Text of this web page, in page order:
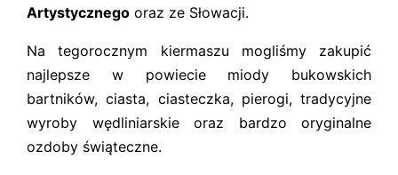
Artystycznego oraz ze Słowacji.
Na tegorocznym kiermaszu mogliśmy zakupić
najlepsze w powiecie miody bukowskich
bartników, ciasta, ciasteczka, pierogi, tradycyjne
wyroby wędliniarskie oraz bardzo oryginalne
ozdoby świąteczne.